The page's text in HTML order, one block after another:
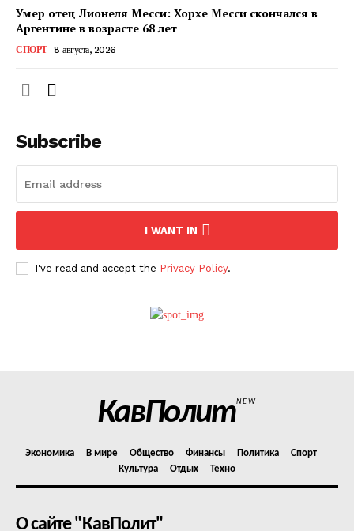
Контакты
Умер отец Лионеля Месси: Хорхе Месси скончался в
Аргентине в возрасте 68 лет
СПОРТ 8 августа, 2026
Subscribe
I WANT IN
I've read and accept the Privacy Policy.
КавПолитNEW
Экономика В мире Общество Финансы Политика
Спорт
Культура
Отдых Техно
О сайте "КавПолит"